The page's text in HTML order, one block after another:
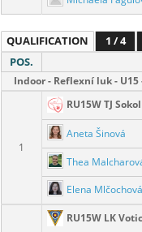
QUALIFICATION 1 / 4
POS.
Indoor - Reflexní luk - U15
1
RU15W TJ
Aneta Šinová
Thea
Elena Mlčochová
RU15W LK